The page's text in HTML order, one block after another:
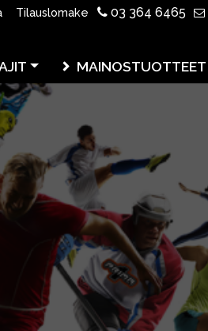
Tilauslomake 03 364 6465
MAINOSTUOTTEET